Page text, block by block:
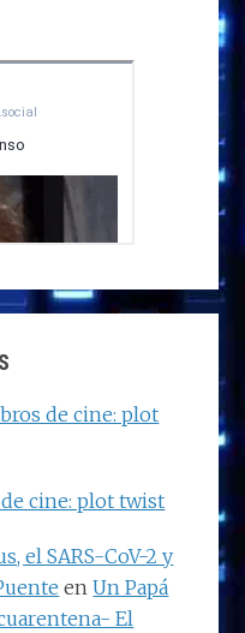
de cine: plot
de cine: plot twist
el SARS-CoV-2 y
enUn Papá
El